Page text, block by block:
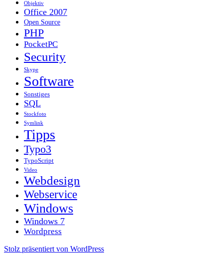
Objektiv
Office 2007
Open Source
PHP
PocketPC
Security
Skype
Software
Sonstiges
SQL
Stockfoto
Symlink
Tipps
Typo3
TypoScript
Video
Webdesign
Webservice
Windows
Windows 7
Wordpress
Stolz präsentiert von WordPress